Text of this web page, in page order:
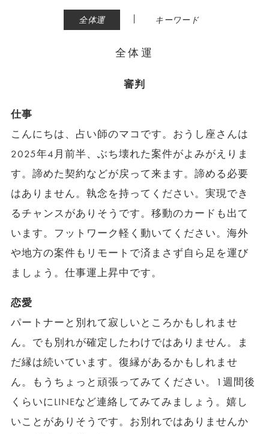
全体運 | キーワード
全体運
審判
仕事
こんにちは、占い師のマコです。おうし座さんは
2025年4月前半、ぶち壊れた案件がよみがえりま
す。諦めた契約などが戻って来ます。諦める必要
はありません。執念を持ってください。実現でき
るチャンスがありそうです。移動のカードも出て
います。フットワーク軽く動いてください。海外
や地方の案件もリモートで済まさず自ら足を運び
ましょう。仕事運上昇中です。
恋愛
パートナーと別れて寂しいところかもしれませ
ん。でも別れが確定したわけではありません。ま
だ縁は続いています。復縁があるかもしれませ
ん。もうちょっと頑張ってみてください。1週間後
くらいにLINEなど連絡してみてみましょう。嬉し
いことがありそうです。お別れではありませんか